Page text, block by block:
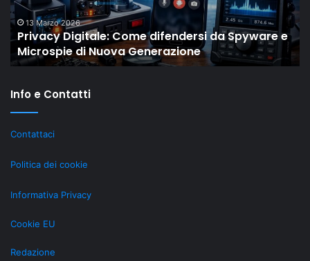
e
mostra
come
gli
MMO
storici
rilevanti
grazie
LiveOps
18 Febbraio 2026
Il “New Old” Drop di Shaiya mostra come gli
MMO storici restano rilevanti grazie al LiveOps
Info e Contatti
Contattaci
Politica dei cookie
Informativa Privacy
Cookie EU
Redazione